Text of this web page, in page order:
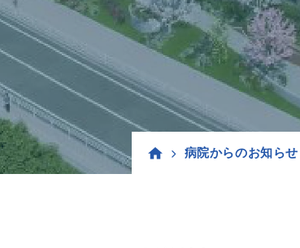
病院からのお知らせ